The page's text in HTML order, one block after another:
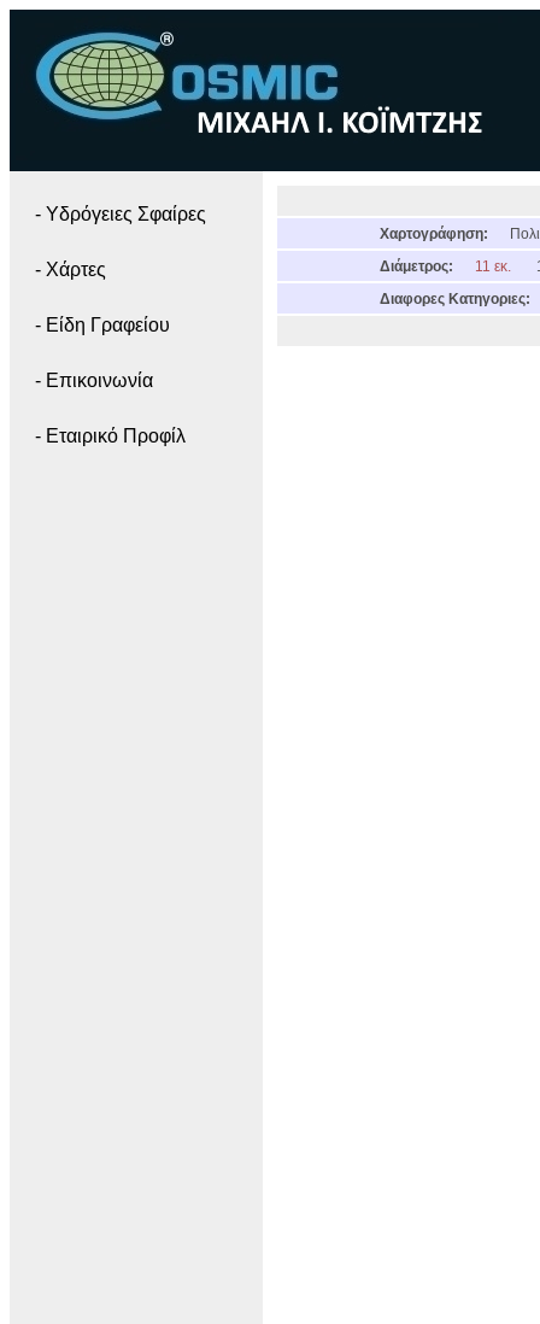
- Yδρόγειες Σφαίρες
- Χάρτες
- Είδη Γραφείου
- Επικοινωνία
- Εταιρικό Προφίλ
Χαρτογράφηση:
Διάμετρος:
11 εκ.
Διαφορες Κατηγοριες: